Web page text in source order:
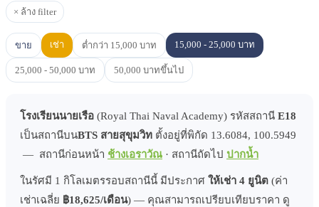
× ล้าง filter
ขาย เช่า ต่ำกว่า 15,000 บาท 15,000 - 25,000 บาท
25,000 - 50,000 บาท 50,000 บาทขึ้นไป
โรงเรียนนายเรือ (Royal Thai Naval Academy) รหัสสถานี E18
เป็นสถานีบนBTS สายสุขุมวิท ตั้งอยู่ที่พิกัด 13.6084, 100.5949
— สถานีก่อนหน้า ช้างเอราวัณ · สถานีถัดไป ปากน้ำ
ในรัศมี 1 กิโลเมตรรอบสถานีนี้ มีประกาศ ให้เช่า 4 ยูนิต (ค่า
เช่าเฉลี่ย ฿18,625/เดือน) — คุณสามารถเปรียบเทียบราคา ดู